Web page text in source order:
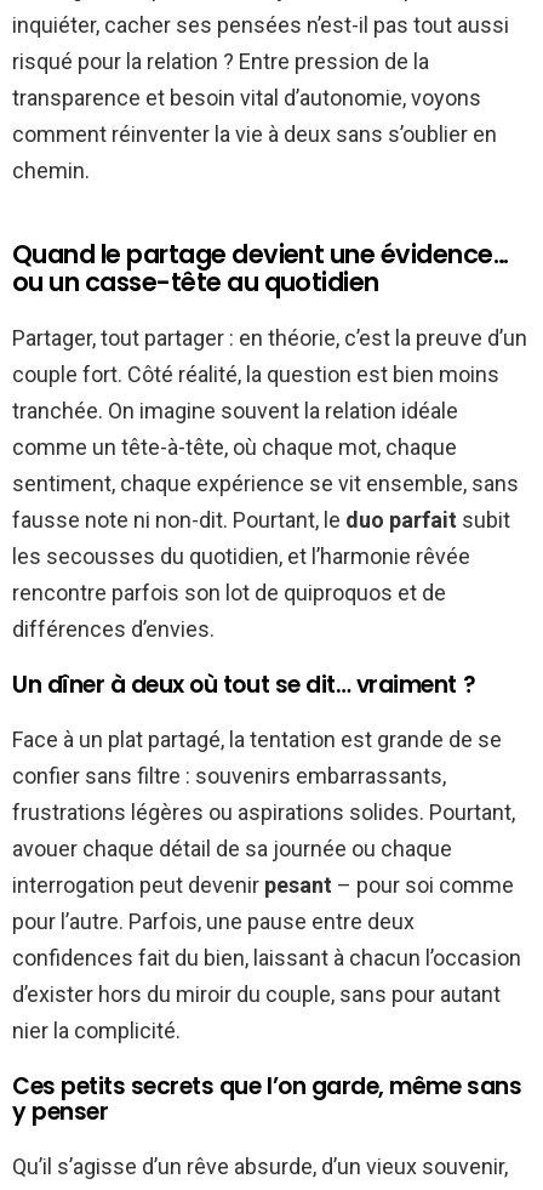
inquiéter, cacher ses pensées n’est-il pas tout aussi
risqué pour la relation ? Entre pression de la
transparence et besoin vital d’autonomie, voyons
comment réinventer la vie à deux sans s’oublier en
chemin.
Quand le partage devient une évidence…
ou un casse-tête au quotidien
Partager, tout partager : en théorie, c’est la preuve d’un
couple fort. Côté réalité, la question est bien moins
tranchée. On imagine souvent la relation idéale
comme un tête-à-tête, où chaque mot, chaque
sentiment, chaque expérience se vit ensemble, sans
fausse note ni non-dit. Pourtant, le duo parfait subit
les secousses du quotidien, et l’harmonie rêvée
rencontre parfois son lot de quiproquos et de
différences d’envies.
Un dîner à deux où tout se dit… vraiment ?
Face à un plat partagé, la tentation est grande de se
confier sans filtre : souvenirs embarrassants,
frustrations légères ou aspirations solides. Pourtant,
avouer chaque détail de sa journée ou chaque
interrogation peut devenir pesant – pour soi comme
pour l’autre. Parfois, une pause entre deux
confidences fait du bien, laissant à chacun l’occasion
d’exister hors du miroir du couple, sans pour autant
nier la complicité.
Ces petits secrets que l’on garde, même sans
y penser
Qu’il s’agisse d’un rêve absurde, d’un vieux souvenir,